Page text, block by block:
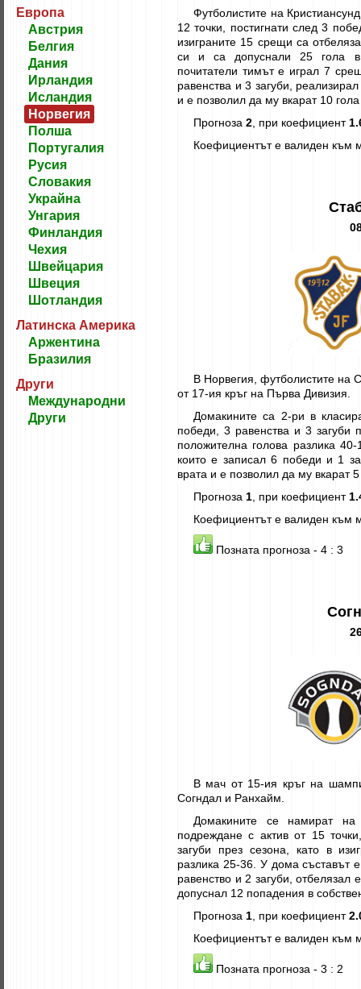
Европа
Австрия
Белгия
Дания
Ирландия
Исландия
Норвегия
Полша
Португалия
Русия
Словакия
Украйна
Унгария
Финландия
Чехия
Швейцария
Швеция
Шотландия
Латинска Америка
Аржентина
Бразилия
Други
Международни
Други
Футболистите на
12 точки, постигнати след 3
изиграните 15 срещи са
си и са допуснали 25 гола в
почитатели тимът е играл 7
равенства и 3 загуби,
и е позволил да му вкарат 10
Прогноза 2 , при коефициент
Коефициентът е валиден към
В Норвегия, футболистите на
от 17-ия кръг на Първа Дивизия.
Домакините са 2-ри в
победи, 3 равенства и 3 загуби
положителна голова разлика
които е записал 6 победи и 1
врата и е позволил да му вкарат
Прогноза 1 , при коефициент
Коефициентът е валиден към
Позната прогноза - 4 : 3
В мач от 15-ия кръг на
Согндал и Ранхайм.
Домакините се намират
подреждане с актив от 15
загуби през сезона, като в
разлика 25-36. У дома съставът
равенство и 2 загуби, отбелязал
допуснал 12 попадения в
Прогноза 1 , при коефициент
Коефициентът е валиден към
Позната прогноза - 3 : 2